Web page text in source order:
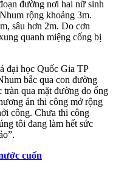
đường nơi hai nữ sinh
rộng khoảng 3m.
sâu hơn 2m. Do cơn
quanh miệng cống bị
đại học Quốc Gia TP
bắc qua con đường
qua mặt đường do ống
án thi công mở rộng
công. Chưa thi công
tôi đang làm hết sức
cuốn